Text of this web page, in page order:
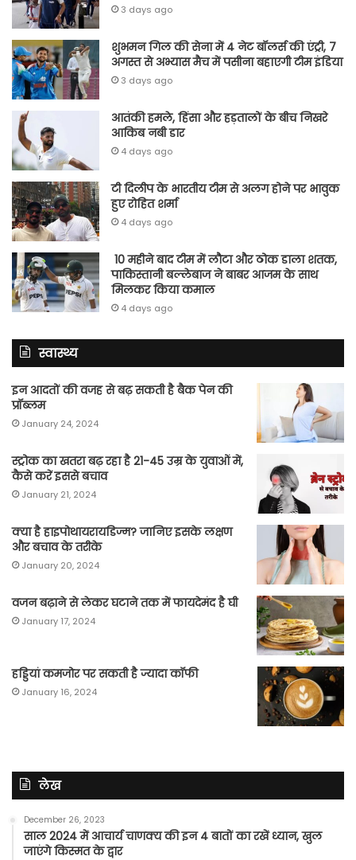
3 days ago
शुभमन गिल की सेना में 4 नेट बॉलर्स की एंट्री, 7
अगस्त से अभ्यास मैच में पसीना बहाएगी टीम इंडिया
3 days ago
आतंकी हमले, हिंसा और हड़तालों के बीच निखरे
आकिब नबी डार
4 days ago
टी दिलीप के भारतीय टीम से अलग होने पर भावुक
हुए रोहित शर्मा
4 days ago
10 महीने बाद टीम में लौटा और ठोक डाला शतक,
पाकिस्तानी बल्लेबाज ने बाबर आजम के साथ
मिलकर किया कमाल
4 days ago
स्वास्थ्य
इन आदतों की वजह से बढ़ सकती है बैक पेन की
प्रॉब्लम
January 24, 2024
स्ट्रोक का खतरा बढ़ रहा है 21-45 उम्र के युवाओं में,
कैसे करें इससे बचाव
January 21, 2024
क्या है हाइपोथायरायडिज्म? जानिए इसके लक्षण
और बचाव के तरीके
January 20, 2024
वजन बढ़ाने से लेकर घटाने तक में फायदेमंद है घी
January 17, 2024
हड्डियां कमजोर पर सकती है ज्यादा कॉफी
January 16, 2024
लेख
December 26, 2023
साल 2024 में आचार्य चाणक्य की इन 4 बातों का रखें ध्यान, खुल
जाएंगे किस्मत के द्वार